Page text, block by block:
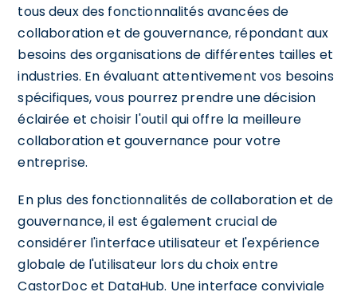
tous deux des fonctionnalités avancées de
collaboration et de gouvernance, répondant aux
besoins des organisations de différentes tailles et
industries. En évaluant attentivement vos besoins
spécifiques, vous pourrez prendre une décision
éclairée et choisir l'outil qui offre la meilleure
collaboration et gouvernance pour votre
entreprise.
En plus des fonctionnalités de collaboration et de
gouvernance, il est également crucial de
considérer l'interface utilisateur et l'expérience
globale de l'utilisateur lors du choix entre
CastorDoc et DataHub. Une interface conviviale